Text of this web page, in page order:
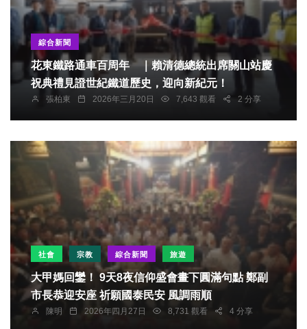
綜合新聞
花東鐵路通車百周年 ｜賴清德總統出席關山站慶
祝典禮見證世紀鐵道歷史，迎向新紀元！
張柏東 2026年三月20日 7,643 觀看 2 分享
社會 宗教 綜合新聞 旅遊
大甲媽回鑾！ 9天8夜信仰盛會畫下圓滿句點 鄭副
市長恭迎安座 祈願國泰民安 風調雨順
陳明 2026年四月27日 8,731 觀看 4 分享